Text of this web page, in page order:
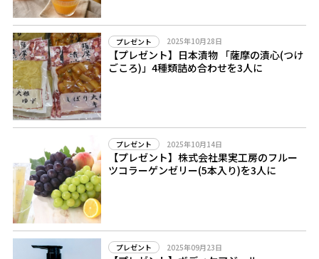
プレゼント 2025年10月28日
【プレゼント】日本漬物 「薩摩の漬心(つけ
ごころ)」4種類詰め合わせを3人に
プレゼント 2025年10月14日
【プレゼント】株式会社果実工房のフルー
ツコラーゲンゼリー(5本入り)を3人に
プレゼント 2025年09月23日